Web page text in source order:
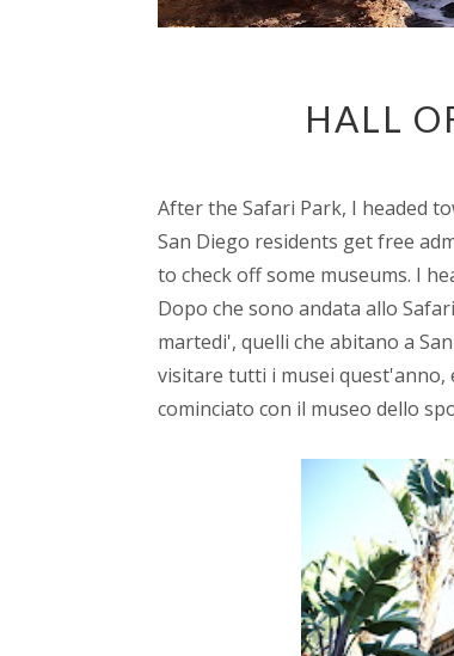
HALL
After the Safari Park, I headed
San Diego residents get free
to check off some museums. I
Dopo che sono andata allo
martedi', quelli che abitano a
visitare tutti i musei
cominciato con il museo dello